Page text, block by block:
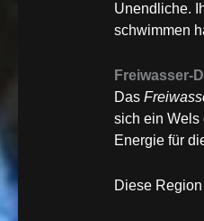
Unendliche.
schwimmen
Freiwasser-
Das
sich ein Wels
Energie für
Diese